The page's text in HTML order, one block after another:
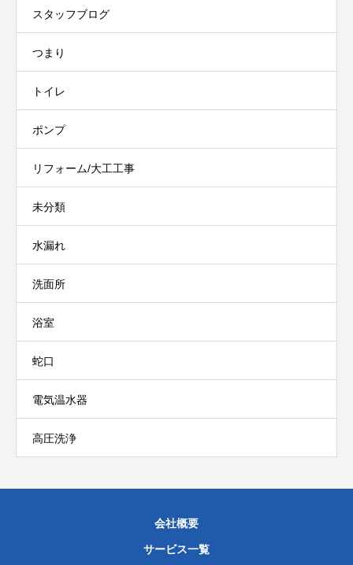
スタッフブログ
つまり
トイレ
ポンプ
リフォーム/大工工事
未分類
水漏れ
洗面所
浴室
蛇口
電気温水器
高圧洗浄
会社概要
サービス一覧